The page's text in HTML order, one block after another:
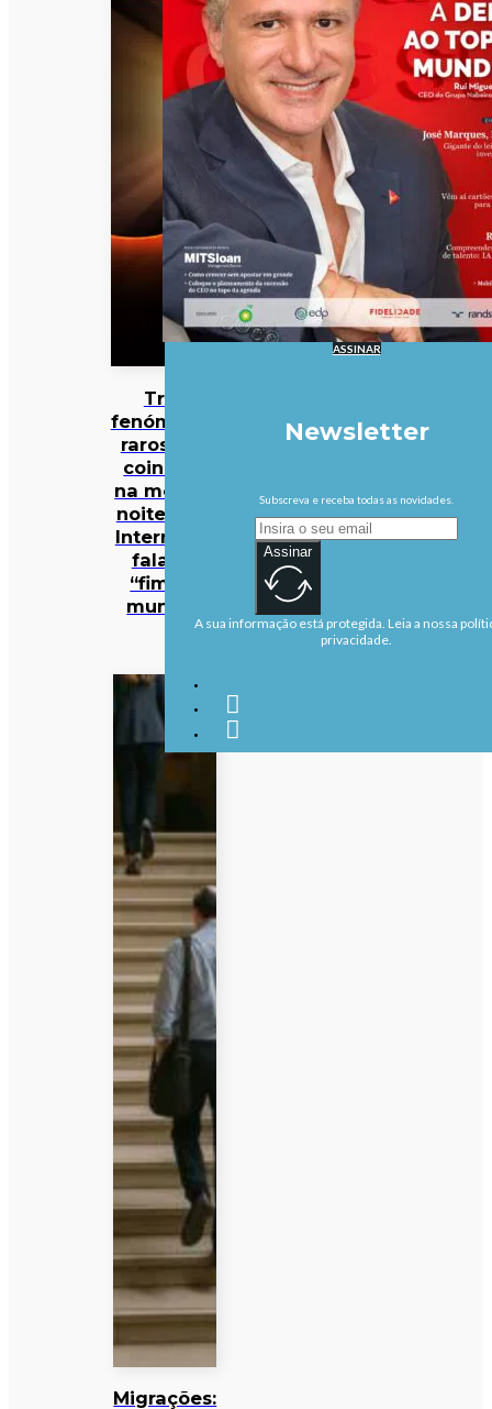
Três
fenómenos
raros vão
coincidir
na mesma
noite… e a
Internet já
fala no
“fim do
mundo”
Migrações:
ASSINAR
Newsletter
Subscreva e receba todas as novidades.
Assinar
A sua informação está protegida. Leia a nossa
privacidade.